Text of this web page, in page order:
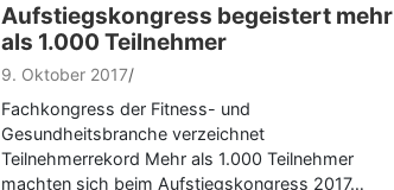
Aufstiegskongress begeistert mehr
als 1.000 Teilnehmer
9. Oktober 2017
Fachkongress der Fitness- und
Gesundheitsbranche verzeichnet
Teilnehmerrekord Mehr als 1.000 Teilnehmer
machten sich beim Aufstiegskongress 2017…